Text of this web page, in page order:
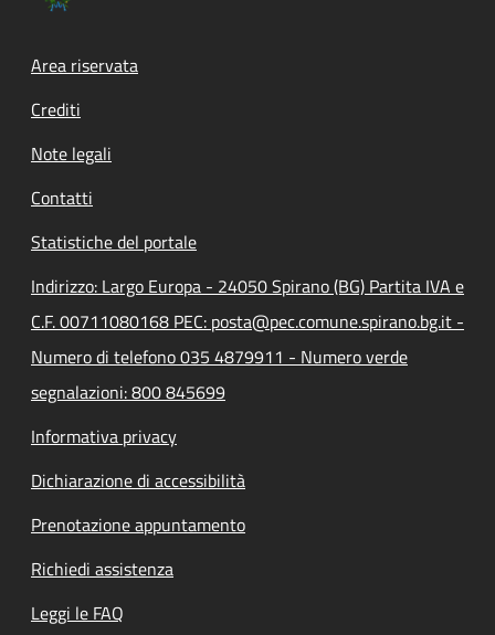
Footer menu
Area riservata
Crediti
Note legali
Contatti
Statistiche del portale
Indirizzo: Largo Europa - 24050 Spirano (BG) Partita IVA e
C.F. 00711080168 PEC: posta@pec.comune.spirano.bg.it -
Numero di telefono 035 4879911 - Numero verde
segnalazioni: 800 845699
Informativa privacy
Dichiarazione di accessibilità
Prenotazione appuntamento
Richiedi assistenza
Leggi le FAQ